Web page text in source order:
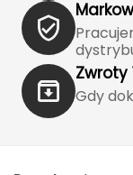
LEATT
LOOP
Zwroty
Gdy